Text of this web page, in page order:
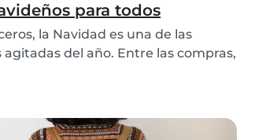
para todos
la Navidad es una de las
agitadas del año. Entre las compras,
há...